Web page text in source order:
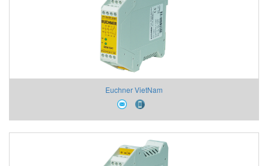
Euchner VietNam